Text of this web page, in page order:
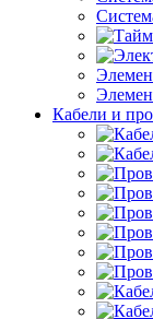
Кабели и